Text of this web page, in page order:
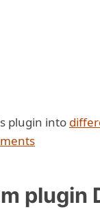
plugin
plugin into